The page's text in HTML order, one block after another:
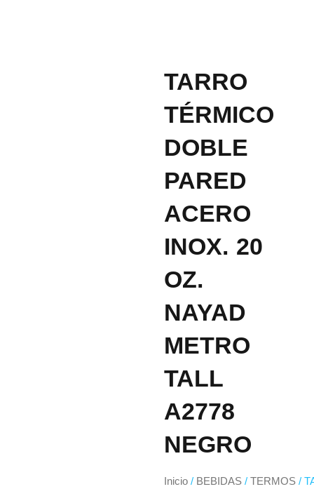
TARRO
TÉRMICO
DOBLE
PARED
ACERO
INOX. 20
OZ.
NAYAD
METRO
TALL
A2778
NEGRO
Inicio / BEBIDAS / TERMOS /